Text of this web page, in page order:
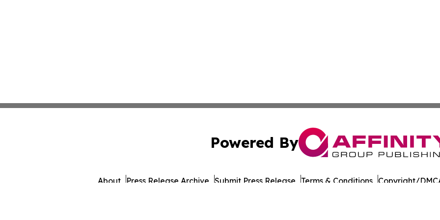
Powered By
About Press Release Archive Submit Press Release Terms & Conditions Copyright/